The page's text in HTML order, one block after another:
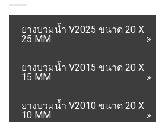
ยางบวมน้ำ V2025 ขนาด 20 X
25 MM.
ยางบวมน้ำ V2015 ขนาด 20 X
15 MM.
ยางบวมน้ำ V2010 ขนาด 20 X
10 MM.